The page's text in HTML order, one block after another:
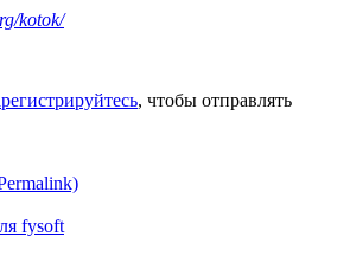
kotok/
, чтобы отправлять